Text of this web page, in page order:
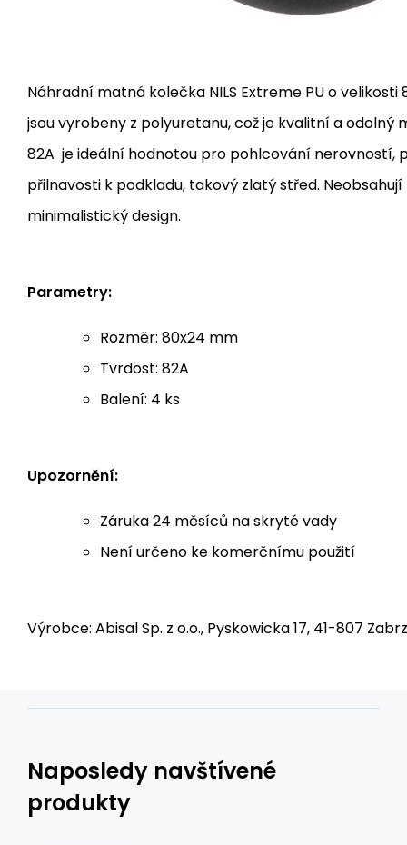
Náhradní matná kolečka NILS Extreme PU o
jsou vyrobeny z polyuretanu, což je kvalitní a odolný
82A je ideální hodnotou pro pohlcování nerovností,
přilnavosti k podkladu, takový zlatý střed. Neobsahují
minimalistický design.
Parametry:
Rozměr: 80x24 mm
Tvrdost: 82A
Balení: 4 ks
Upozornění:
Záruka 24 měsíců na skryté vady
Není určeno ke komerčnímu použití
Výrobce: Abisal Sp. z o.o., Pyskowicka 17, 41-807
Naposledy navštívené
produkty